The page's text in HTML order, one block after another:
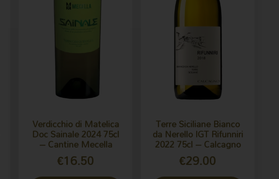
Verdicchio di Matelica
Doc Sainale 2024 75cl
– Cantine Mecella
€16.50
Terre Siciliane Bianco
da Nerello IGT Rifunniri
2022 75cl – Calcagno
€29.00